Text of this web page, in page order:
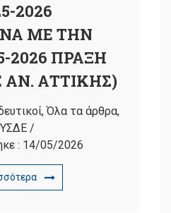
2026
ΜΕ ΤΗΝ
2026 ΠΡΑΞΗ
ΑΤΤΙΚΗΣ)
,Όλα τα άρθρα,
/
: 14/05/2026